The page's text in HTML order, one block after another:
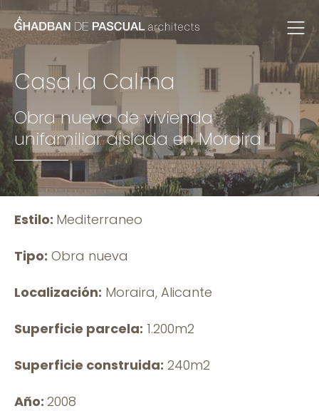
Casa la Calma
Obra nueva de vivienda
unifamiliar aislada en Moraira
Estilo: Mediterraneo
Tipo: Obra nueva
Localización: Moraira, Alicante
Superficie parcela: 1.200m2
Superficie construida: 240m2
Año: 2008